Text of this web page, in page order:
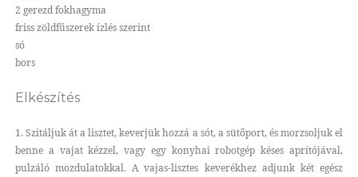
2 gerezd fokhagyma
friss zöldfűszerek ízlés szerint
só
bors
Elkészítés
1. Szitáljuk át a lisztet, keverjük hozzá a sót, a sütőport, és morzsoljuk el
benne a vajat kézzel, vagy egy konyhai robotgép késes aprítójával,
pulzáló mozdulatokkal. A vajas-lisztes keverékhez adjunk két egész